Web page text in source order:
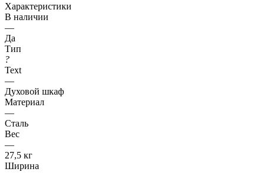
Характеристики
В наличии
—
Да
Тип
?
Text
—
Духовой шкаф
Материал
—
Сталь
Вес
—
27,5 кг
Ширина